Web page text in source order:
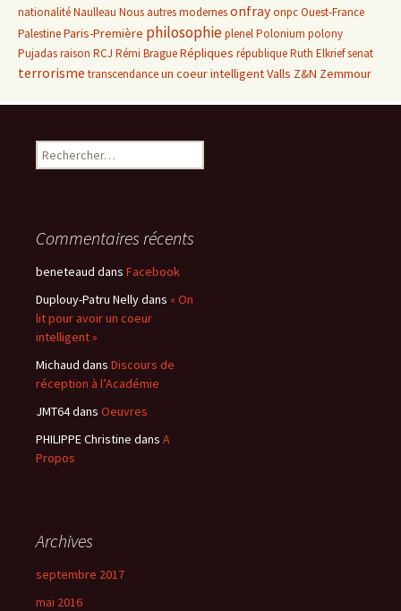
nationalitéNaulleau Nous autres modernesonfrayonpcOuest-France
PalestineParis-Première philosophieplenelPolonium polony
Pujadasraison RCJ Rémi BragueRépliques républiqueRuth Elkriefsenat
terrorisme transcendanceun coeur intelligentValls Z&N Zemmour
Rechercher :
Commentaires récents
beneteaud dans Facebook
Duplouy-Patru Nellydans « On
lit pour avoir un coeur
intelligent »
Michaud dans Discours de
réception à l’Académie
JMT64dans Oeuvres
PHILIPPE Christine dans A
Propos
Archives
septembre 2017
mai 2016